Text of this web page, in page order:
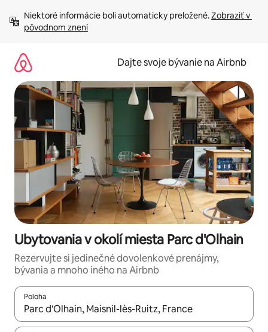
obsah.
Niektoré informácie boli automaticky preložené. Zobraziť v
pôvodnom znení
Dajte svoje bývanie na Airbnb
Ubytovania v okolí miesta Parc d'Olhain
Rezervujte si jedinečné dovolenkové prenájmy,
bývania a mnoho iného na Airbnb
Poloha
Keď budú výsledky k dispozícii, môžete si ich prechádzať